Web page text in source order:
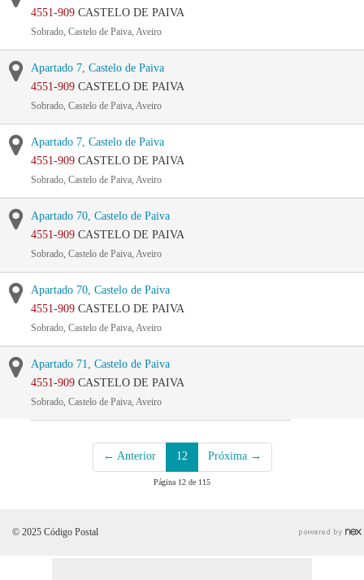
4551-909 CASTELO DE PAIVA
Sobrado, Castelo de Paiva, Aveiro
Apartado 7, Castelo de Paiva
4551-909 CASTELO DE PAIVA
Sobrado, Castelo de Paiva, Aveiro
Apartado 7, Castelo de Paiva
4551-909 CASTELO DE PAIVA
Sobrado, Castelo de Paiva, Aveiro
Apartado 70, Castelo de Paiva
4551-909 CASTELO DE PAIVA
Sobrado, Castelo de Paiva, Aveiro
Apartado 70, Castelo de Paiva
4551-909 CASTELO DE PAIVA
Sobrado, Castelo de Paiva, Aveiro
Apartado 71, Castelo de Paiva
4551-909 CASTELO DE PAIVA
Sobrado, Castelo de Paiva, Aveiro
← Anterior 12 Próxima →
Página 12 de 115
© 2025 Código Postal